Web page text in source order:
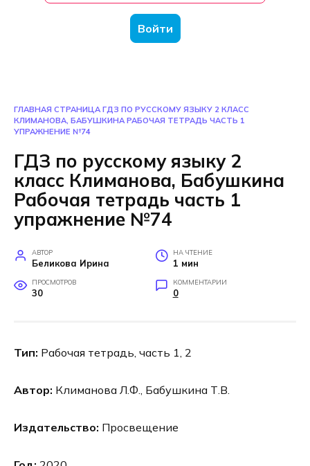
Войти
ГЛАВНАЯ СТРАНИЦА ГДЗ ПО РУССКОМУ ЯЗЫКУ 2 КЛАСС
КЛИМАНОВА, БАБУШКИНА РАБОЧАЯ ТЕТРАДЬ ЧАСТЬ 1
УПРАЖНЕНИЕ №74
ГДЗ по русскому языку 2
класс Климанова, Бабушкина
Рабочая тетрадь часть 1
упражнение №74
АВТОР
Беликова Ирина
НА ЧТЕНИЕ
1 мин
ПРОСМОТРОВ
30
КОММЕНТАРИИ
0
Тип: Рабочая тетрадь, часть 1, 2
Автор: Климанова Л.Ф., Бабушкина Т.В.
Издательство: Просвещение